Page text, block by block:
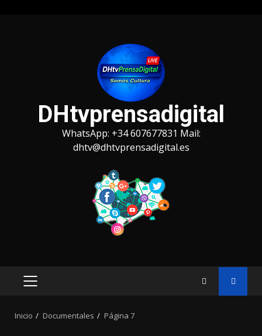
DHtvprensadigital
WhatsApp: +34 607677831 Mail:
dhtv@dhtvprensadigital.es
MENÚ
Inicio Documentales Página 7